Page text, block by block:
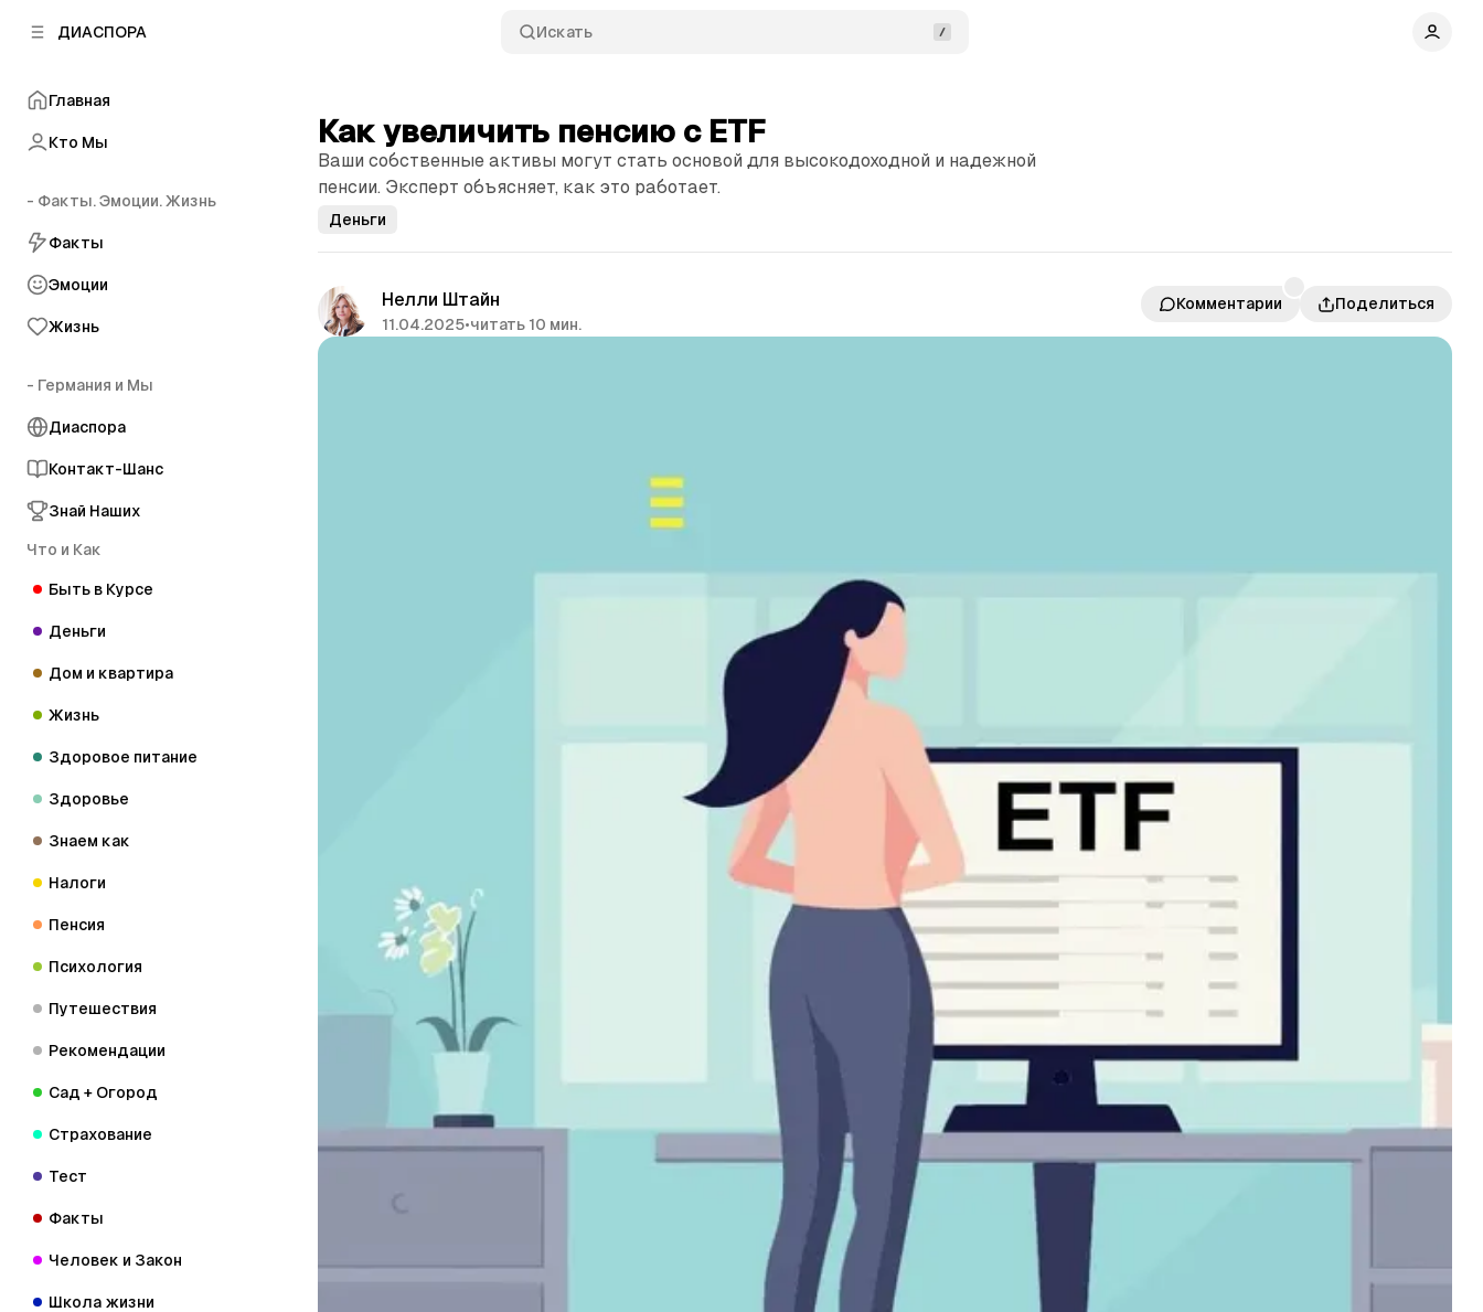
ДИАСПОРА Искать
Главная
Кто Мы
- Факты. Эмоции. Жизнь
Факты
Эмоции
Жизнь
- Германия и Мы
Диаспора
Контакт-Шанс
Знай Наших
Что и Как
Быть в Курсе
Деньги
Дом и квартира
Жизнь
Здоровое питание
Здоровье
Знаем как
Налоги
Пенсия
Психология
Путешествия
Рекомендации
Сад + Огород
Страхование
Тест
Факты
Человек и Закон
Школа жизни
Как увеличить пенсию с ETF
Ваши собственные активы могут стать основой для высокодоходной и надежной
пенсии. Эксперт объясняет, как это работает.
Деньги
Нелли Штайн
11.04.2025•читать 10 мин.
Комментарии Поделиться